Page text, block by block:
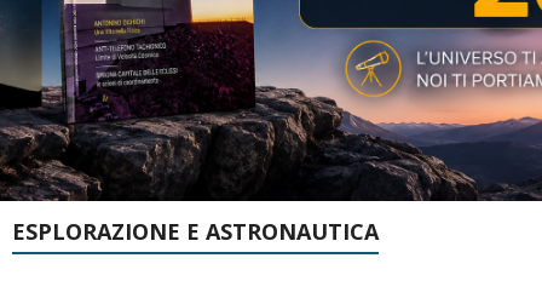
ESPLORAZIONE E ASTRONAUTICA